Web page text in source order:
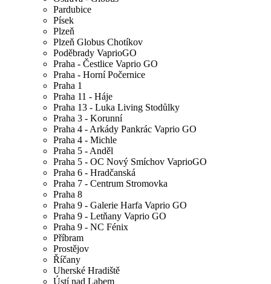
Pardubice
Písek
Plzeň
Plzeň Globus Chotíkov
Poděbrady VaprioGO
Praha - Čestlice Vaprio GO
Praha - Horní Počernice
Praha 1
Praha 11 - Háje
Praha 13 - Luka Living Stodůlky
Praha 3 - Korunní
Praha 4 - Arkády Pankrác Vaprio GO
Praha 4 - Michle
Praha 5 - Anděl
Praha 5 - OC Nový Smíchov VaprioGO
Praha 6 - Hradčanská
Praha 7 - Centrum Stromovka
Praha 8
Praha 9 - Galerie Harfa Vaprio GO
Praha 9 - Letňany Vaprio GO
Praha 9 - NC Fénix
Příbram
Prostějov
Říčany
Uherské Hradiště
Ústí nad Labem